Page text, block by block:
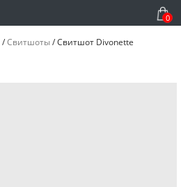
0
/Свитшоты/Свитшот Divonette